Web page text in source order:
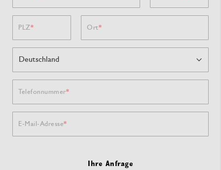
PLZ Ort
Telefonnummer
E-Mail-Adresse
Ihre Anfrage